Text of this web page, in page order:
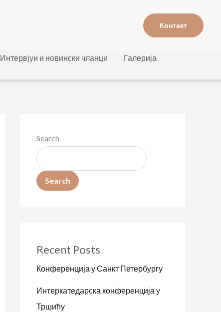
Контакт
Интервјуи и новински чланци
Галерија
Search
Search
Recent Posts
Конференција у Санкт Петербургу
Интеркатедарска конференција у
Тршићу